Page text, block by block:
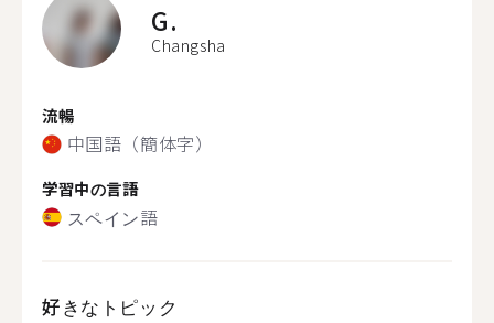
G.
Changsha
流暢
中国語（簡体字）
学習中の言語
スペイン語
好きなトピック